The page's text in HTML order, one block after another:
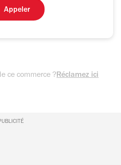
Appeler
ce commerce ?Réclamez ici